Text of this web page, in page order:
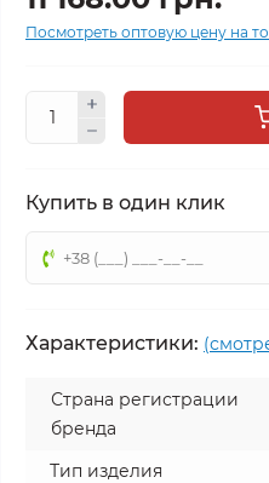
Посмотреть оптовую цену на
Купить в один клик
Характеристики:
Страна регистрации
бренда
Тип изделия